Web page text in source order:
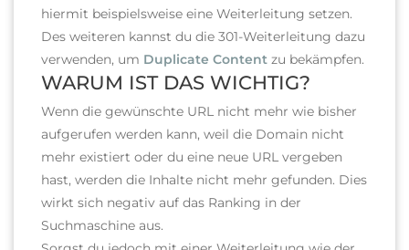
hiermit beispielsweise eine Weiterleitung setzen.
Des weiteren kannst du die 301-Weiterleitung dazu
verwenden, um Duplicate Content zu bekämpfen.
WARUM IST DAS WICHTIG?
Wenn die gewünschte URL nicht mehr wie bisher
aufgerufen werden kann, weil die Domain nicht
mehr existiert oder du eine neue URL vergeben
hast, werden die Inhalte nicht mehr gefunden. Dies
wirkt sich negativ auf das Ranking in der
Suchmaschine aus.